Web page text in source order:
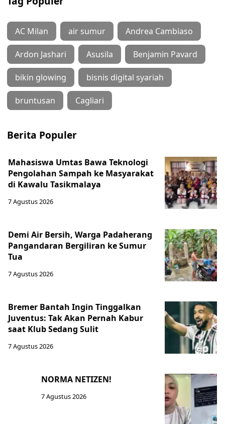
AC Milan air sumur Andrea Cambiaso
Ardon Jashari Asusila Benjamin Pavard
bikin glowing bisnis digital syariah
bruntusan Cagliari
Berita Populer
Mahasiswa Umtas Bawa Teknologi
Pengolahan Sampah ke Masyarakat
di Kawalu Tasikmalaya
7 Agustus 2026
Demi Air Bersih, Warga Padaherang
Pangandaran Bergiliran ke Sumur
Tua
7 Agustus 2026
Bremer Bantah Ingin Tinggalkan
Juventus: Tak Akan Pernah Kabur
saat Klub Sedang Sulit
7 Agustus 2026
NORMA NETIZEN!
7 Agustus 2026